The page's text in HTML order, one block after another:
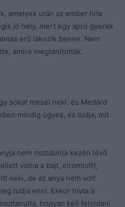
amelyek után az ember hite
jó hely, mert egy apró gyerek
erő lakozik benne. Nem
amire megtanították.
sokat mesél neki, és Medárd
mindig ügyes, és tudja, mit
nem mozdult(a kezén lévő
volna a bajt, elromlott),
neki, de az anya nem volt
tudja enni. Ekkor hívta a
hogyan kell feloldani